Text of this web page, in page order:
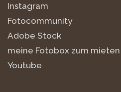
Instagram
Fotocommunity
Adobe Stock
meine Fotobox zum mieten
Youtube